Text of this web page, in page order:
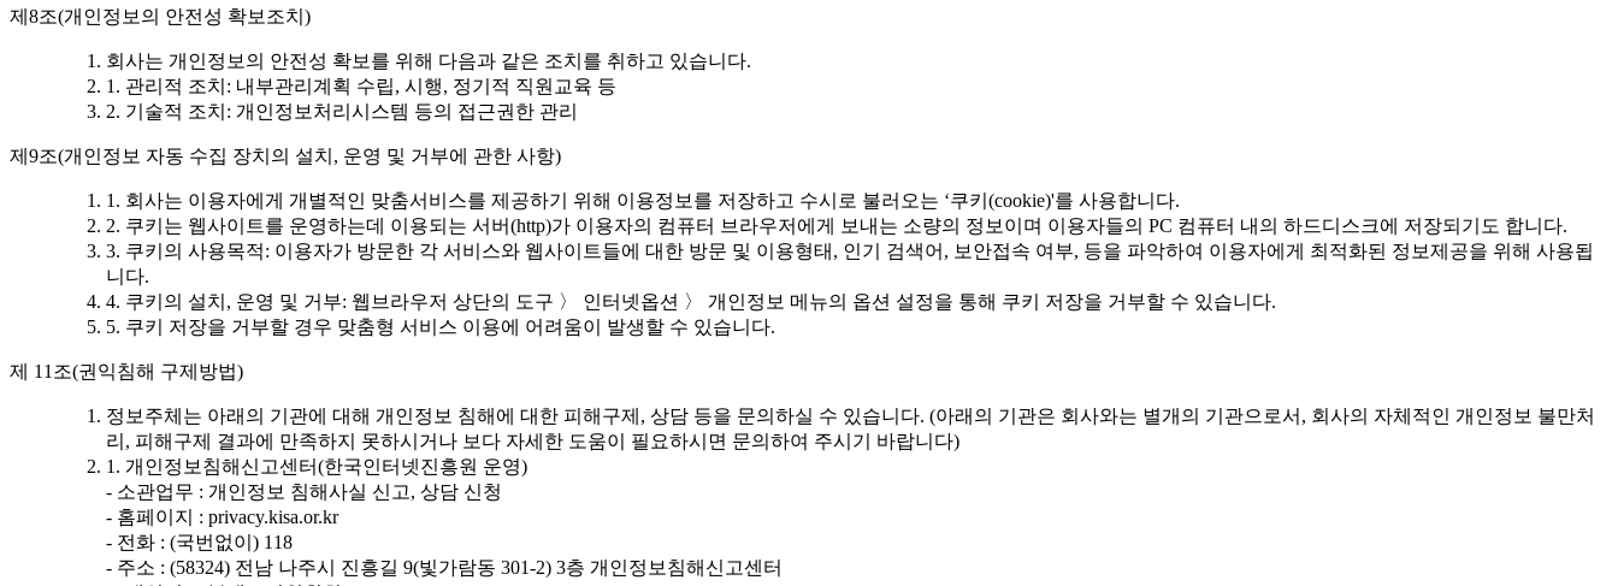
제8조(개인정보의 안전성 확보조치)
회사는 개인정보의 안전성 확보를 위해 다음과 같은 조치를 취하고 있습니다.
1. 관리적 조치: 내부관리계획 수립, 시행, 정기적 직원교육 등
2. 기술적 조치: 개인정보처리시스템 등의 접근권한 관리
제9조(개인정보 자동 수집 장치의 설치, 운영 및 거부에 관한 사항)
1. 회사는 이용자에게 개별적인 맞춤서비스를 제공하기 위해 이용정보를 저장하고 수시로 불러오는 ‘쿠키(cookie)'를 사용합니다.
2. 쿠키는 웹사이트를 운영하는데 이용되는 서버(http)가 이용자의 컴퓨터 브라우저에게 보내는 소량의 정보이며 이용자들의 PC 컴퓨터 내의 하드디스크에 저장되기도 합니다.
3. 쿠키의 사용목적: 이용자가 방문한 각 서비스와 웹사이트들에 대한 방문 및 이용형태, 인기 검색어, 보안접속 여부, 등을 파악하여 이용자에게 최적화된 정보제공을 위해 사용됩
니다.
4. 쿠키의 설치, 운영 및 거부: 웹브라우저 상단의 도구 〉 인터넷옵션 〉 개인정보 메뉴의 옵션 설정을 통해 쿠키 저장을 거부할 수 있습니다.
5. 쿠키 저장을 거부할 경우 맞춤형 서비스 이용에 어려움이 발생할 수 있습니다.
제 11조(권익침해 구제방법)
정보주체는 아래의 기관에 대해 개인정보 침해에 대한 피해구제, 상담 등을 문의하실 수 있습니다. (아래의 기관은 회사와는 별개의 기관으로서, 회사의 자체적인 개인정보 불만처
리, 피해구제 결과에 만족하지 못하시거나 보다 자세한 도움이 필요하시면 문의하여 주시기 바랍니다)
1. 개인정보침해신고센터(한국인터넷진흥원 운영)
- 소관업무 : 개인정보 침해사실 신고, 상담 신청
- 홈페이지 : privacy.kisa.or.kr
- 전화 : (국번없이) 118
- 주소 : (58324) 전남 나주시 진흥길 9(빛가람동 301-2) 3층 개인정보침해신고센터